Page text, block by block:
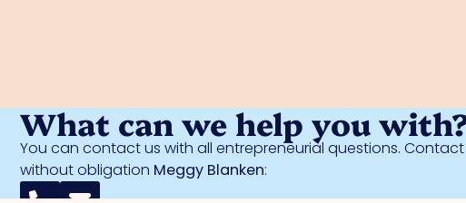
What can we help you
You can contact us with all entrepreneurial questions.
without obligation Meggy Blanken: